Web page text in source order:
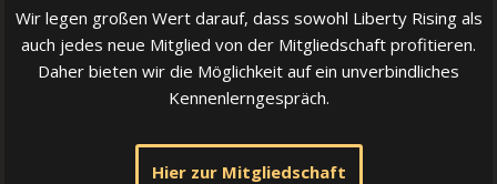
Wir legen großen Wert darauf, dass sowohl Liberty Rising als
auch jedes neue Mitglied von der Mitgliedschaft profitieren.
Daher bieten wir die Möglichkeit auf ein unverbindliches
Kennenlerngespräch.
Hier zur Mitgliedschaft